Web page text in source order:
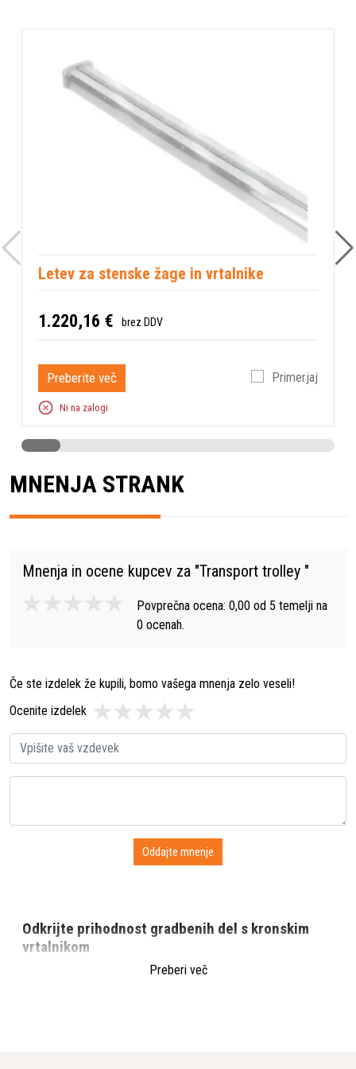
voziček ne proizvaja CO₂ izpustov med uporabo, kar ga
uvršča med okolju prijazne gradbene rešitve. Optimizirajte
svoje delovne procese in hkrati zmanjšajte svoj ogljični
Transportni voziček je neprecenljiv dodatek za vsakega
profesionalca, ki uporablja stenske žage. Z njim boste
delo opravili hitreje, varneje in z manj napora, kar vam bo
omogočilo, da se osredotočite na tisto, kar je
najpomembnejše - kakovostno izvedbo projekta.
* Pridržujemo si pravico do napak na spletni strani tako v
slikovnem kot tekstovnem delu in zanje ne prevzemamo
Dodatek za
Stenske žage
Dolžina embalaže
Višina velikosti izdelka
1,265 mm
Teža (celoten izdelek brez
stransko pakiranih
Dolžina velikosti izdelka
942 mm
Letev za stenske žage in vrtalnike
1.220,16 € brez DDV
Preberite več Primerjaj
Ni na zalogi
MNENJA STRANK
Mnenja in ocene kupcev za "Transport trolley "
Povprečna ocena: 0,00 od 5 temelji na
0 ocenah.
Če ste izdelek že kupili, bomo vašega mnenja zelo veseli!
Ocenite izdelek
Odkrijte prihodnost gradbenih del s kronskim
vrtalnikom
Vstopite v novo dobo gradbenih del s kronskim vrtalnikom, ki
Preberi več